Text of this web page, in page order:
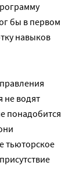
бы в первом
навыков
не водят
понадобится
тьюторское